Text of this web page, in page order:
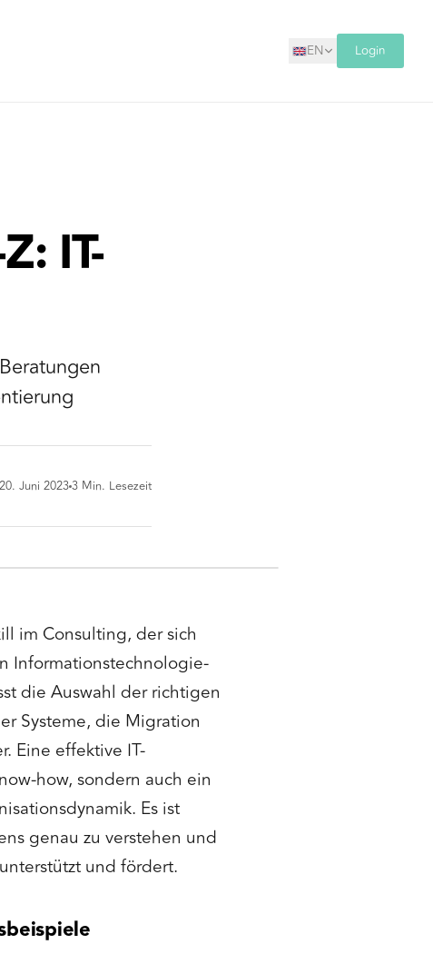
EN Login
IT-
20. Juni 20233 Min. Lesezeit
im Consulting, der sich
Informationstechnologie-
die Auswahl der richtigen
Systeme, die Migration
Eine effektive IT-
how, sondern auch ein
Es ist
genau zu verstehen und
und fördert.